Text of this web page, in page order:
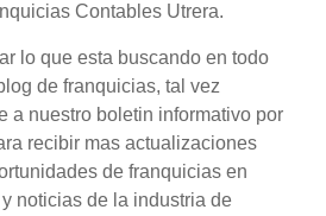
Contables Utrera.
lo que esta buscando en todo
de franquicias, tal vez
a nuestro boletin informativo por
recibir mas actualizaciones
de franquicias en
noticias de la industria de